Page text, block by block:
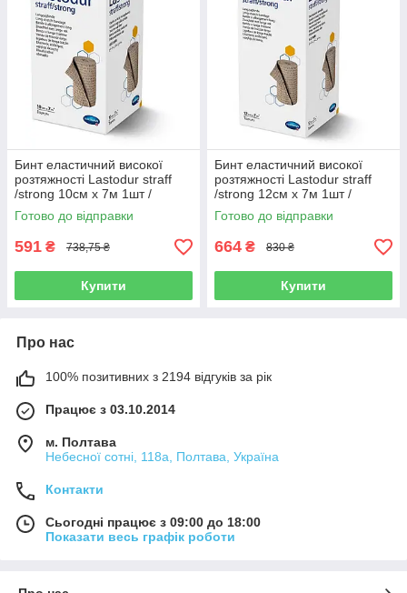
Бинт еластичний високої
розтяжності Lastodur straff
/strong 10см х 7м 1шт /
Ластодур тугий
Готово до відправки
591 ₴ 738,75 ₴
Купити
Бинт еластичний високої
розтяжності Lastodur straff
/strong 12см х 7м 1шт /
Ластодур тугий
Готово до відправки
664 ₴ 830 ₴
Купити
Про нас
100% позитивних з 2194 відгуків за рік
Працює з 03.10.2014
м. Полтава
Небесної сотні, 118а, Полтава, Україна
Контакти
Сьогодні працює з 09:00 до 18:00
Показати весь графік роботи